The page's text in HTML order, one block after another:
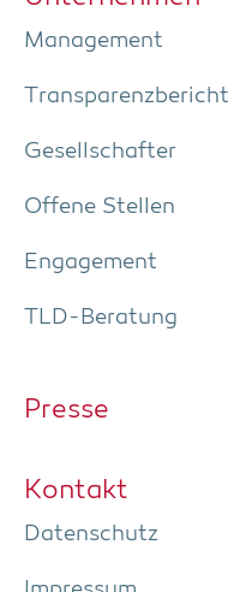
Manage­ment
Trans­pa­renz­be­richt
Gesell­schaf­ter
Offe­ne Stellen
Enga­ge­ment
TLD-Bera­tung
Pres­se
Kon­takt
Daten­schutz